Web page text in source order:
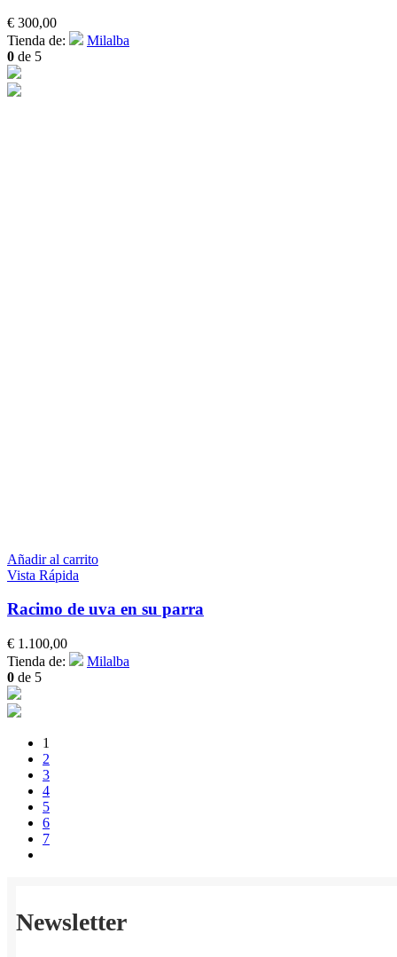
€ 300,00
Tienda de:
Milalba
0 de 5
Añadir al carrito
Vista Rápida
Racimo de uva en su parra
€ 1.100,00
Tienda de:
Milalba
0 de 5
1
2
3
4
5
6
7
Newsletter